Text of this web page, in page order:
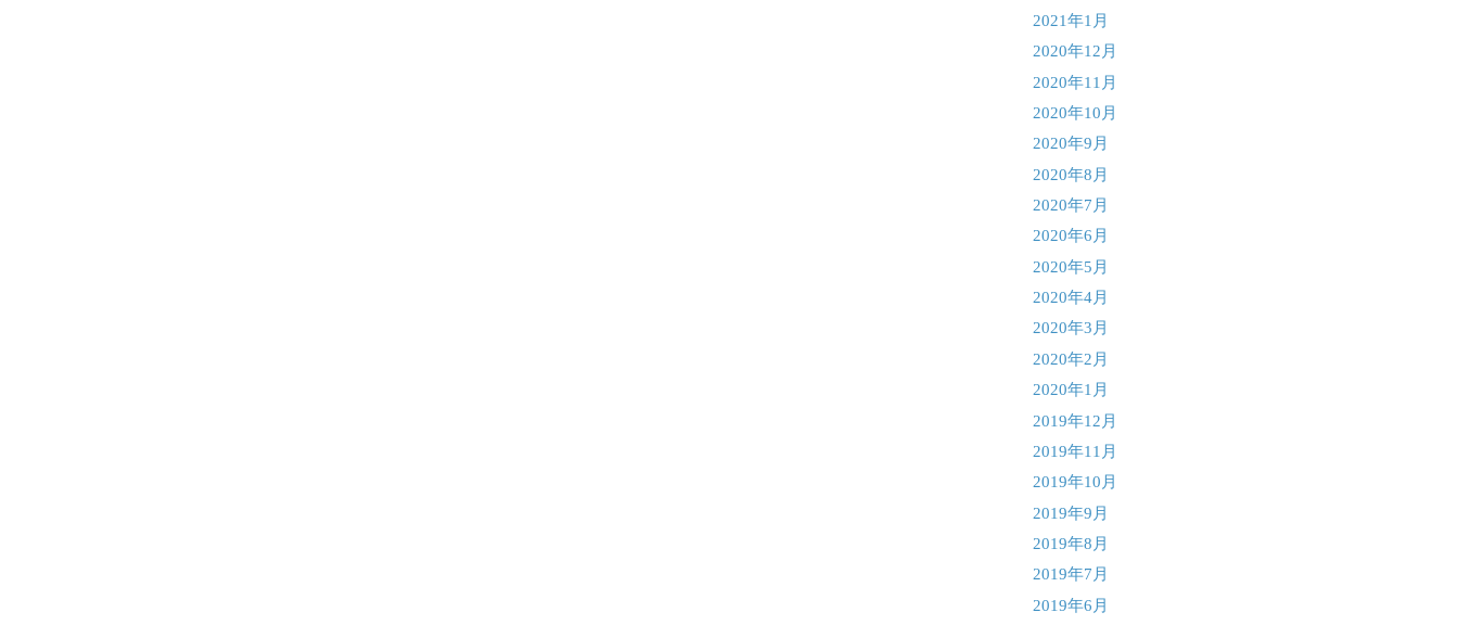
2021年1月
2020年12月
2020年11月
2020年10月
2020年9月
2020年8月
2020年7月
2020年6月
2020年5月
2020年4月
2020年3月
2020年2月
2020年1月
2019年12月
2019年11月
2019年10月
2019年9月
2019年8月
2019年7月
2019年6月